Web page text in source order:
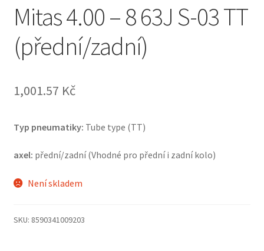
Mitas 4.00 – 8 63J S-03 TT
(přední/zadní)
1,001.57 Kč
Typ pneumatiky: Tube type (TT)
axel: přední/zadní (Vhodné pro přední i zadní kolo)
Není skladem
SKU: 8590341009203